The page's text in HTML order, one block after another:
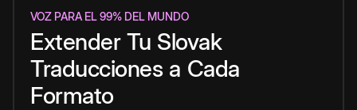
VOZ PARA EL 99% DEL MUNDO
Extender Tu Slovak
Traducciones a Cada
Formato